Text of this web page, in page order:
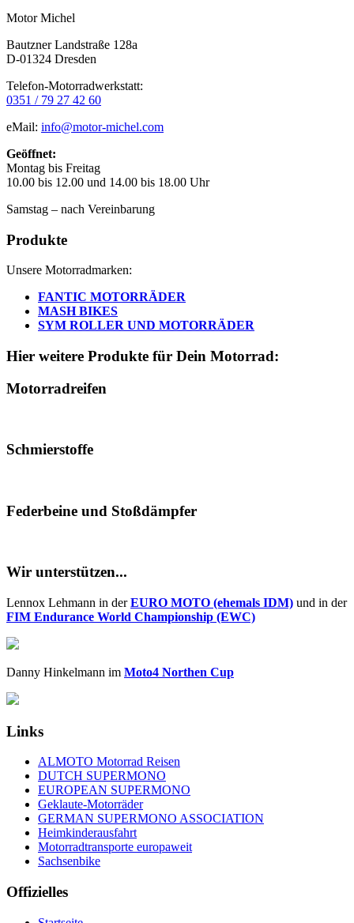
Motor Michel
Bautzner Landstraße 128a
D-01324 Dresden
Telefon-Motorradwerkstatt:
0351 / 79 27 42 60
eMail: info@motor-michel.com
Geöffnet:
Montag bis Freitag
10.00 bis 12.00 und 14.00 bis 18.00 Uhr
Samstag – nach Vereinbarung
Produkte
Unsere Motorradmarken:
FANTIC MOTORRÄDER
MASH BIKES
SYM ROLLER UND MOTORRÄDER
Hier weitere Produkte für Dein Motorrad:
Motorradreifen
Schmierstoffe
Federbeine und Stoßdämpfer
Wir unterstützen...
Lennox Lehmann in derEURO MOTO (ehemals IDM) und in der
FIM Endurance World Championship (EWC)
Danny Hinkelmann im Moto4 Northen Cup
Links
ALMOTO Motorrad Reisen
DUTCH SUPERMONO
EUROPEAN SUPERMONO
Geklaute-Motorräder
GERMAN SUPERMONO ASSOCIATION
Heimkinderausfahrt
Motorradtransporte europaweit
Sachsenbike
Offizielles